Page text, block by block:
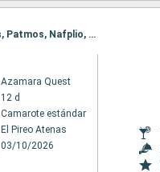
Itinerario : El Pireo Atenas, Chios, Estambul, Canakkale, Salónica, Volos, Syros, Patmos, Nafplio, El Pireo Atenas
Azamara Quest
12 d
Camarote estándar
El Pireo Atenas
03/10/2026